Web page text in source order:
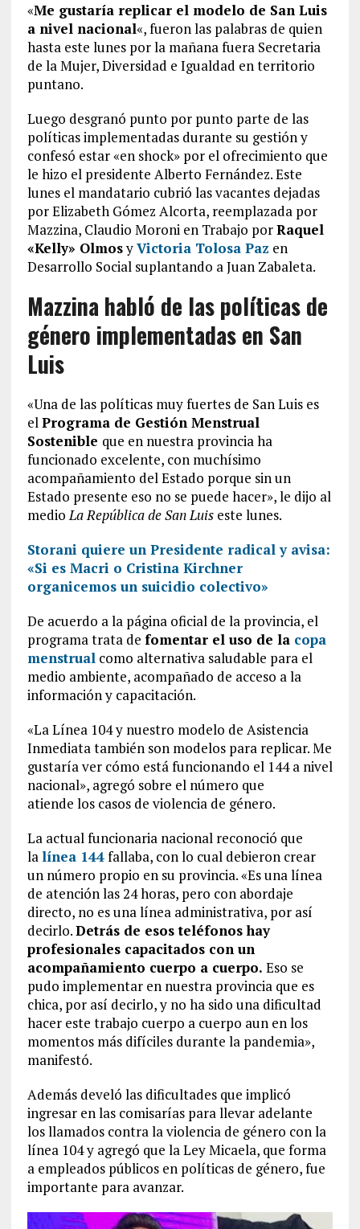
«Me gustaría replicar el modelo de San Luis
a nivel nacional«, fueron las palabras de quien
hasta este lunes por la mañana fuera Secretaria
de la Mujer, Diversidad e Igualdad en territorio
puntano.
Luego desgranó punto por punto parte de las
políticas implementadas durante su gestión y
confesó estar «en shock» por el ofrecimiento que
le hizo el presidente Alberto Fernández. Este
lunes el mandatario cubrió las vacantes dejadas
por Elizabeth Gómez Alcorta, reemplazada por
Mazzina, Claudio Moroni en Trabajo porRaquel
«Kelly» OlmosyVictoria Tolosa Paz en
Desarrollo Social suplantando a Juan Zabaleta.
Mazzina habló de las políticas de
género implementadas en San
Luis
«Una de las políticas muy fuertes de San Luis es
elPrograma de Gestión Menstrual
Sostenible que en nuestra provincia ha
funcionado excelente, con muchísimo
acompañamiento del Estado porque sin un
Estado presente eso no se puede hacer», le dijo al
medioLa República de San Luiseste lunes.
Storani quiere un Presidente radical y avisa:
«Si es Macri o Cristina Kirchner
organicemos un suicidio colectivo»
De acuerdo a la página oficial de la provincia, el
programa trata de fomentar el uso de la copa
menstrualcomo alternativa saludable para el
medio ambiente, acompañado de acceso a la
información y capacitación.
«La Línea 104 y nuestro modelo de Asistencia
Inmediata también son modelos para replicar. Me
gustaría ver cómo está funcionando el 144 a nivel
nacional», agregó sobre el número que
atiende los casos de violencia de género.
La actual funcionaria nacional reconoció que
lalínea 144fallaba, con lo cual debieron crear
un número propio en su provincia. «Es una línea
de atención las 24 horas, pero con abordaje
directo, no es una línea administrativa, por así
decirlo.Detrás de esos teléfonos hay
profesionales capacitados con un
acompañamiento cuerpo a cuerpo. Eso se
pudo implementar en nuestra provincia que es
chica, por así decirlo, y no ha sido una dificultad
hacer este trabajo cuerpo a cuerpo aun en los
momentos más difíciles durante la pandemia»,
manifestó.
Además develó las dificultades que implicó
ingresar en las comisarías para llevar adelante
los llamados contra la violencia de género con la
línea 104 y agregó que la Ley Micaela, que forma
a empleados públicos en políticas de género, fue
importante para avanzar.